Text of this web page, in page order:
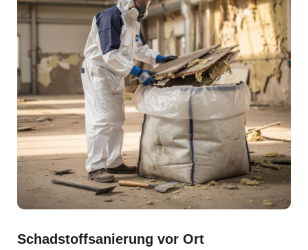
Schadstoffsanierung vor Ort